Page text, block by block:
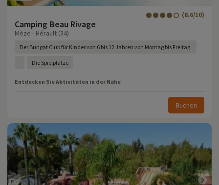
Camping Beau Rivage
(8.6/10)
Mèze - Hérault (34)
Der Bungat Club für Kinder von 6 bis 12 Jahren von Montag bis Freitag.
Die Spielplätze
Entdecken Sie Aktivitäten in der Nähe
Buchen